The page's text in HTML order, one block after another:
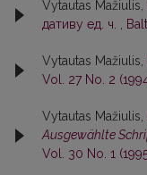
Vytautas Mažiulis,
дативу ед. ч. ,
Vytautas Mažiulis,
Vol. 27 No. 2
Vytautas Mažiulis,
Ausgewählte
Vol. 30 No. 1